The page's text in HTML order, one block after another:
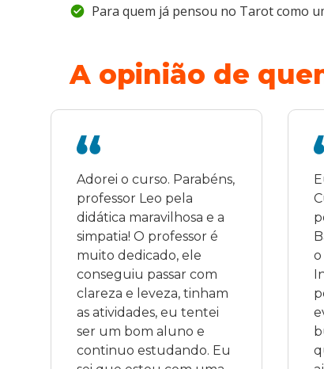
Para quem já pensou no Tarot como
A opinião de
Adorei o curso. Parabéns,
professor Leo pela
didática maravilhosa e a
simpatia! O professor é
muito dedicado, ele
conseguiu passar com
clareza e leveza, tinham
as atividades, eu tentei
ser um bom aluno e
continuo estudando. Eu